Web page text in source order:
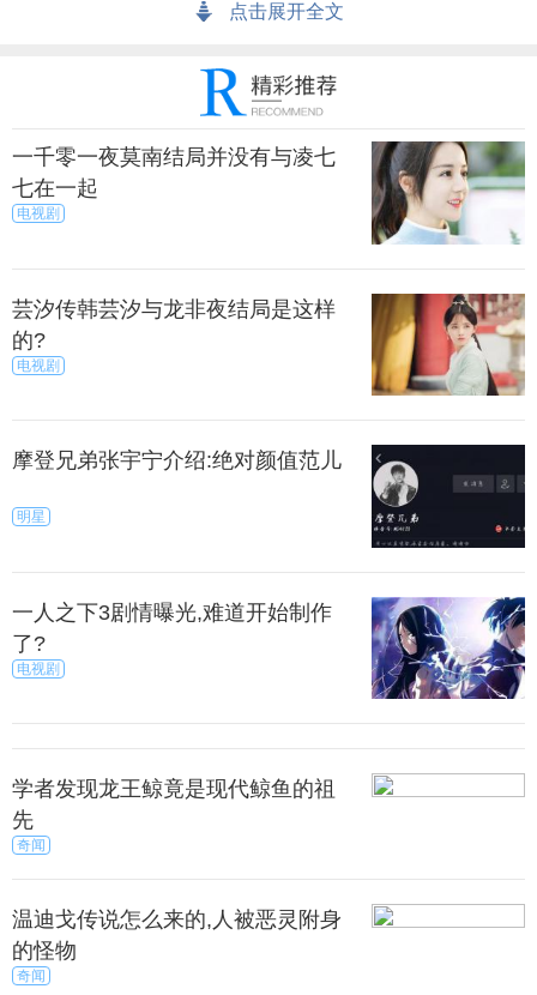
的古书把它称作鲛人，有的说就是人鱼。《山海经》
提到人鱼的有好几处，都说它活在山溪中，看描述可
能是鲩，即娃娃鱼，不是神话中的人鱼。
赤鱬
中异鱼名。人面，音如鸳鸯，食之可以疗病。其
说始见于先秦。《山海经·南山经》：“青丘之山……英
水出焉，南流注于即翼之泽。其中多赤鱬，其状如鱼
而人面，其音如鸳鸯，食之不疥。”
种鱼，半身偏枯，一半是人形，一半是鱼体，名
之子，在他死去的时候，刚巧大风从北面吹来，海水
被风吹得奔流而出
蛇变成了鱼。已经死去的颛顼便趁着蛇即将变成
鱼而未定型的时候，托体到鱼的躯体中，为此死而复
生。后来人们就把这种和颛顼结合在一起的鱼叫作鱼
鱼
点击展开全文
一千零一夜莫南结局并没有与凌七
七在一起
电视剧
芸汐传韩芸汐与龙非夜结局是这样
的?
电视剧
摩登兄弟张宇宁介绍:绝对颜值范儿
明星
一人之下3剧情曝光,难道开始制作
了?
电视剧
学者发现龙王鲸竟是现代鲸鱼的祖
先
奇闻
温迪戈传说怎么来的,人被恶灵附身
的怪物
奇闻